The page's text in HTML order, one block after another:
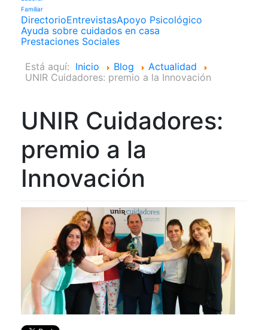
Familiar
DirectorioEntrevistasApoyo Psicológico
Ayuda sobre cuidados en casa
Prestaciones Sociales
Está aquí: Inicio Blog
Actualidad
UNIR Cuidadores: premio a la Innovación
UNIR Cuidadores:
premio a la
Innovación